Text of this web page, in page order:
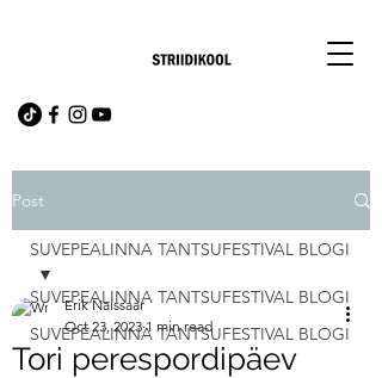
Post
SUVEPEALINNA TANTSUFESTIVAL BLOGI
SUVEPEALINNA TANTSUFESTIVAL BLOGI
SUVEPEALINNA TANTSUFESTIVAL BLOGI
Tori perespordipäev
Erik Naissaar
Oct 23, 2023 1 min read